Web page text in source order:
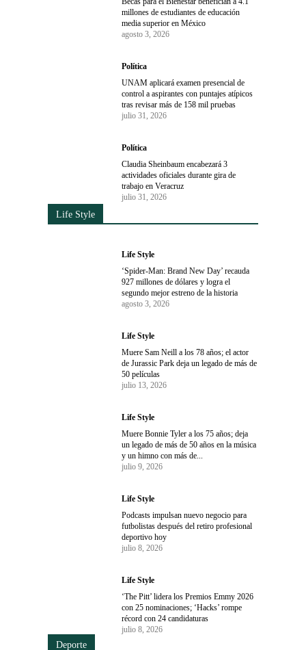
millones de estudiantes de educación
media superior en México
agosto 3, 2026
Política
UNAM aplicará examen presencial de
control a aspirantes con puntajes atípicos
tras revisar más de 158 mil pruebas
julio 31, 2026
Política
Claudia Sheinbaum encabezará 3
actividades oficiales durante gira de
trabajo en Veracruz
julio 31, 2026
Life Style
Life Style
‘Spider-Man: Brand New Day’ recauda
927 millones de dólares y logra el
segundo mejor estreno de la historia
agosto 3, 2026
Life Style
Muere Sam Neill a los 78 años; el actor
de Jurassic Park deja un legado de más de
50 películas
julio 13, 2026
Life Style
Muere Bonnie Tyler a los 75 años; deja
un legado de más de 50 años en la música
y un himno con más de...
julio 9, 2026
Life Style
Podcasts impulsan nuevo negocio para
futbolistas después del retiro profesional
deportivo hoy
julio 8, 2026
Life Style
‘The Pitt’ lidera los Premios Emmy 2026
con 25 nominaciones; ‘Hacks’ rompe
récord con 24 candidaturas
julio 8, 2026
Deporte